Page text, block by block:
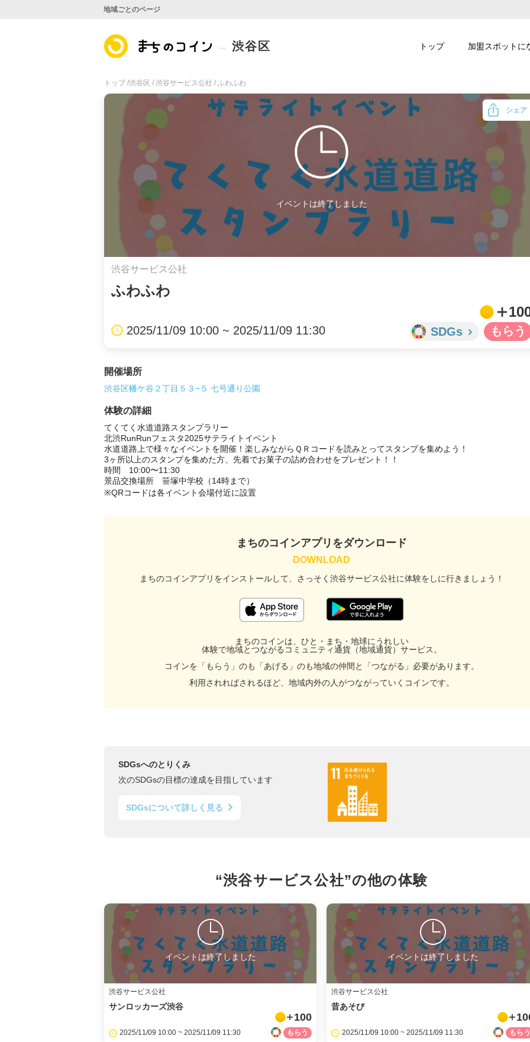
トップ /渋谷区 / 渋谷サービス公社 / ふわふわ
イベントは終了しました
渋谷サービス公社
ふわふわ
2025/11/09 10:00 ~ 2025/11/09 11:30 SDGs
シェア
facebook
X
URLをコピー
開催場所
渋谷区幡ケ谷２丁目５３−５ 七号通り公園
体験の詳細
てくてく水道道路スタンプラリー
北渋RunRunフェスタ2025サテライトイベント
水道道路上で様々なイベントを開催！楽しみながらＱＲコードを読みとってスタンプを集めよう！
3ヶ所以上のスタンプを集めた方、先着でお菓子の詰め合わせをプレゼント！！
時間　10:00〜11:30
景品交換場所　笹塚中学校（14時まで）
※QRコードは各イベント会場付近に設置
まちのコインアプリをダウンロード
まちのコインアプリをインストールして、 さっそく渋谷サービス公社に体験をしに行きましょう！
まちのコインは、ひと・まち・地球にうれしい
体験で地域とつながるコミュニティ通貨（地域通貨）サービス。
コインを「もらう」のも「あげる」のも地域の仲間と「つながる」必要があります。
利用されればされるほど、地域内外の人がつながっていくコインです。
SDGsへのとりくみ
次のSDGsの目標の達成を目指しています
SDGsについて詳しく見る
“渋谷サービス公社”の他の体験
イベントは終了しました
渋谷サービス公社
サンロッカーズ渋谷
100
2025/11/09 10:00 ~ 2025/11/09 11:30
イベントは終了しました
渋谷サービス公社
昔あそび
2025/11/09 10:00 ~ 2025/11/09 11:30
地域ごとのページ
トップ 加盟スポットに
渋谷区